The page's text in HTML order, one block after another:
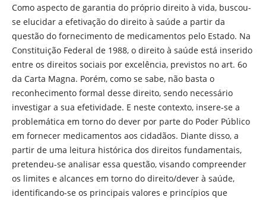
Como aspecto de garantia do próprio direito à vida, buscou-
se elucidar a efetivação do direito à saúde a partir da
questão do fornecimento de medicamentos pelo Estado. Na
Constituição Federal de 1988, o direito à saúde está inserido
entre os direitos sociais por excelência, previstos no art. 6o
da Carta Magna. Porém, como se sabe, não basta o
reconhecimento formal desse direito, sendo necessário
investigar a sua efetividade. E neste contexto, insere-se a
problemática em torno do dever por parte do Poder Público
em fornecer medicamentos aos cidadãos. Diante disso, a
partir de uma leitura histórica dos direitos fundamentais,
pretendeu-se analisar essa questão, visando compreender
os limites e alcances em torno do direito/dever à saúde,
identificando-se os principais valores e princípios que